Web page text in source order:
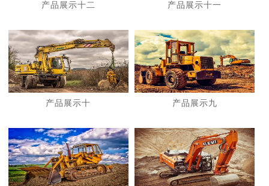
2
产品展示十二 产品展示十一
产品展示十 产品展示九